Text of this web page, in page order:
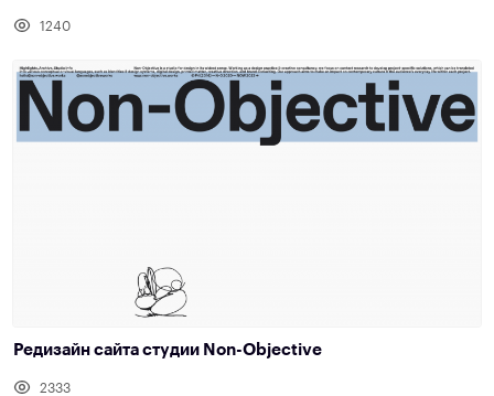
1240
Редизайн сайта студии Non-Objective
2333